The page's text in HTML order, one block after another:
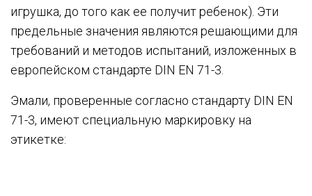
игрушка, до того как ее получит ребенок). Эти
предельные значения являются решающими для
требований и методов испытаний, изложенных в
европейском стандарте DIN EN 71-3.
Эмали, проверенные согласно стандарту DIN EN
71-3, имеют специальную маркировку на
этикетке: